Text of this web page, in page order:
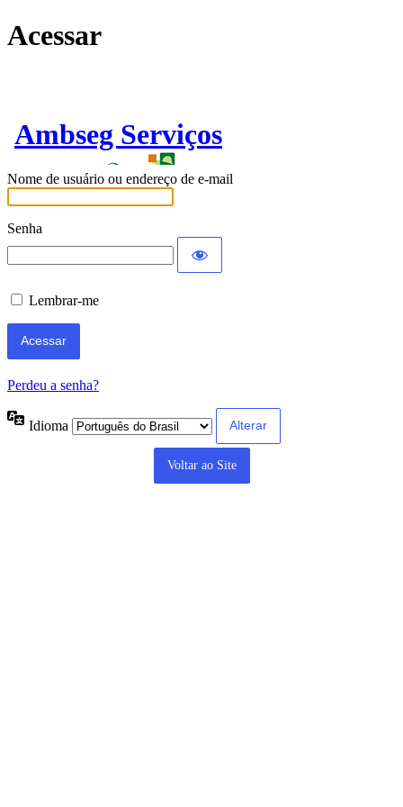
Acessar
Ambseg Serviços
Nome de usuário ou endereço de e-mail
Senha
Lembrar-me
Perdeu a senha?
Idioma
Voltar ao Site